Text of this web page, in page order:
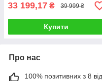
33 199,17 ₴ 39 999 ₴
Купити
Про нас
100% позитивних з 8